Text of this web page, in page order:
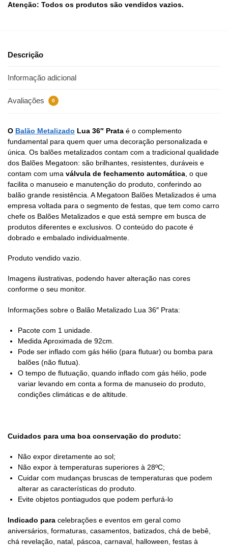
Atenção: Todos os produtos são vendidos vazios.
Descrição
Informação adicional
Avaliações 0
O Balão Metalizado Lua 36″ Prata é o complemento
fundamental para quem quer uma decoração personalizada e
única. Os balões metalizados contam com a tradicional qualidade
dos Balões Megatoon: são brilhantes, resistentes, duráveis e
contam com uma válvula de fechamento automática , o que
facilita o manuseio e manutenção do produto, conferindo ao
balão grande resistência. A Megatoon Balões Metalizados é uma
empresa voltada para o segmento de festas, que tem como carro
chefe os Balões Metalizados e que está sempre em busca de
produtos diferentes e exclusivos. O conteúdo do pacote é
dobrado e embalado individualmente.
Produto vendido vazio.
Imagens ilustrativas, podendo haver alteração nas cores
conforme o seu monitor.
Informações sobre o Balão Metalizado Lua 36″ Prata:
Pacote com 1 unidade.
Medida Aproximada de 92cm.
Pode ser inflado com gás hélio (para flutuar) ou bomba para
balões (não flutua).
O tempo de flutuação, quando inflado com gás hélio, pode
variar levando em conta a forma de manuseio do produto,
condições climáticas e de altitude.
Cuidados para uma boa conservação do produto:
Não expor diretamente ao sol;
Não expor à temperaturas superiores à 28ºC;
Cuidar com mudanças bruscas de temperaturas que podem
alterar as características do produto.
Evite objetos pontiagudos que podem perfurá-lo
Indicado para celebrações e eventos em geral como
aniversários, formaturas, casamentos, batizados, chá de bebê,
chá revelação, natal, páscoa, carnaval, halloween, festas à